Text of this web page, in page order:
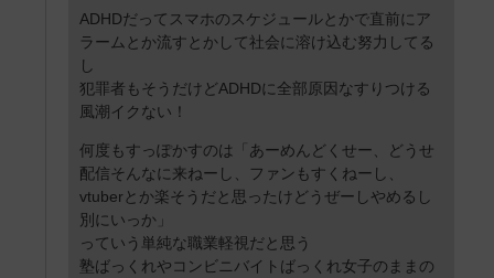
ADHDだってスマホのスケジュールとかで直前にア
ラームとか流すとかして社会に溶け込む努力してる
し
犯罪者もそうだけどADHDに全部原因なすりつける
風潮イクない！
何度もすっぽかすのは「あーめんどくせー、どうせ
配信そんなに来ねーし、ファンもすくねーし、
vtuberとか楽そうだと思ったけどうぜーしやめるし
別にいっか」
っていう単純な職業軽視だと思う
塾ばっくれやコンビニバイトばっくれ女子のままの